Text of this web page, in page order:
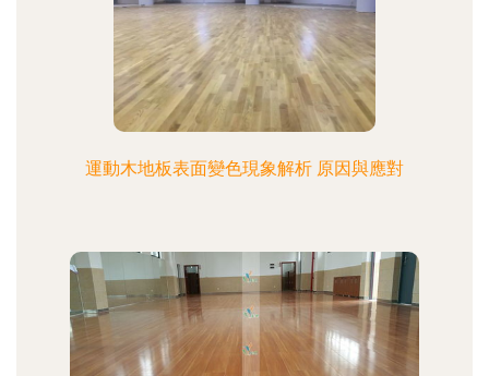
運動木地板表面變色現象解析 原因與應對